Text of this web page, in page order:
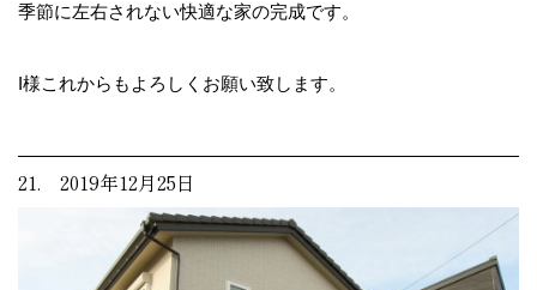
季節に左右されない快適な家の完成です。
I様これからもよろしくお願い致します。
21. 2019年12月25日